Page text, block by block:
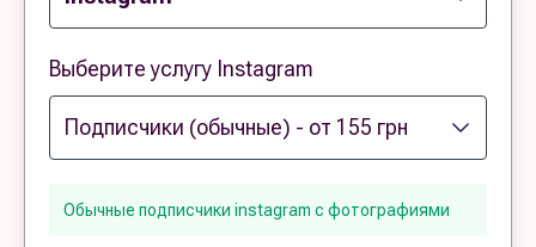
Выберите услугу Instagram
Обычные подписчики instagram с фотографиями